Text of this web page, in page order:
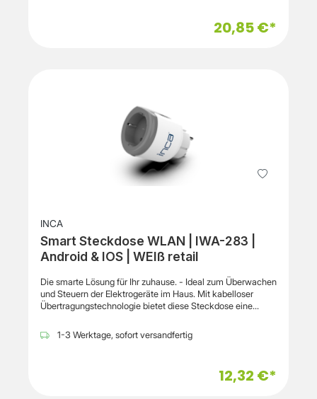
besticht außerdem durch folgende Eigenschaften:20,85 €*
INCA
Smart Steckdose WLAN | IWA-283 |
Android & IOS | WEIß retail
Die smarte Lösung für Ihr zuhause. - Ideal zum Überwachen
und Steuern der Elektrogeräte im Haus. Mit kabelloser
Übertragungstechnologie bietet diese Steckdose eine
Geräte von überall zu steuern. Die einfache Einrichtung
können Sie ganz bequem über Ihr Smartphone machen.
1-3 Werktage, sofort versandfertig
12,32 €*